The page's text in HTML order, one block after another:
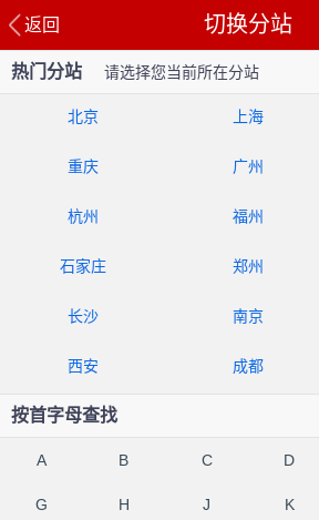
返回 切换分站
热门分站 请选择您当前所在分站
北京 上海
重庆 广州
杭州 福州
石家庄 郑州
长沙 南京
西安 成都
按首字母查找
A B C D
G H J K